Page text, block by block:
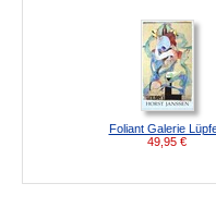
Foliant Galerie
49,95 €